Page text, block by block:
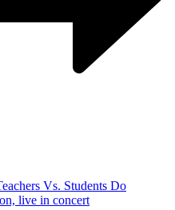
Vs. Students Do
live in concert